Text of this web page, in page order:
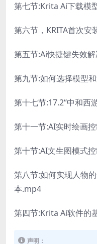
第七节:Krita Ai下载模
第六节，KRITA首次安
第五节:Ai快捷键失效
第九节:如何选择模型
第十七节:17.2“中和西
第十一节:AI实时绘画
第十节:AI文生图模式
第八节:如何实现人物
本.mp4
第四节:Krita Ai软件的
声明：